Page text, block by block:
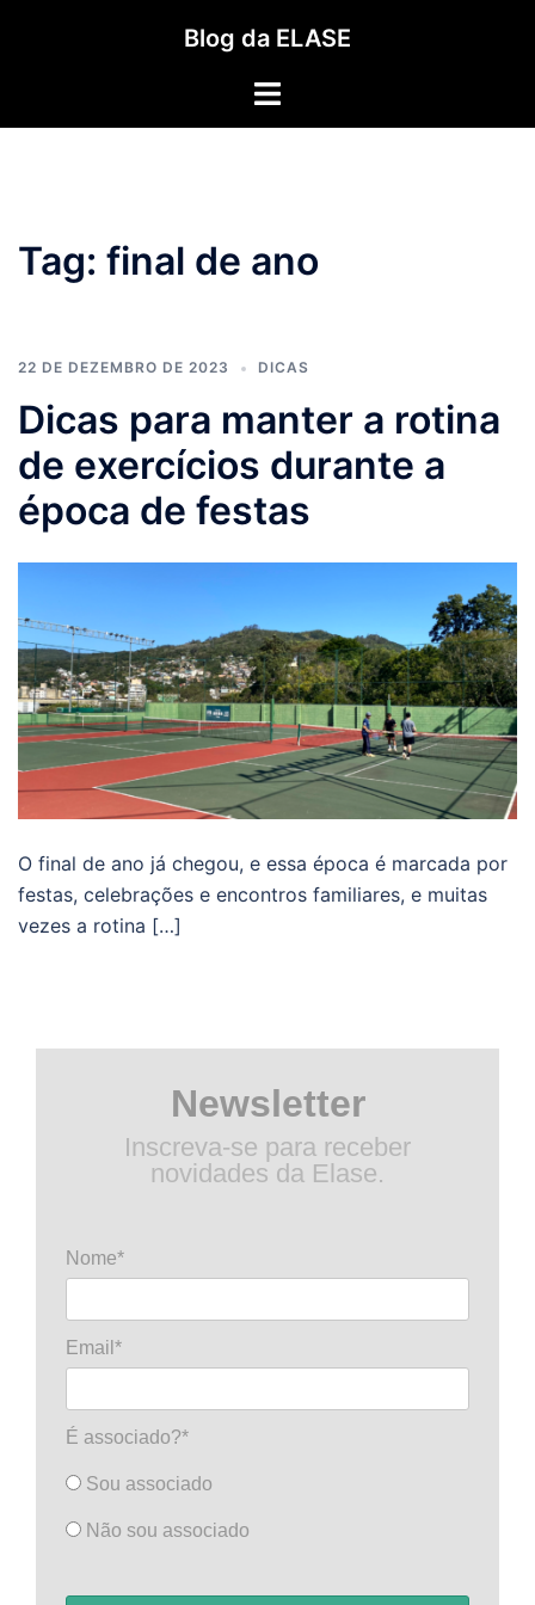
Blog da ELASE
Toggle
Tag: final de ano
22 DE DEZEMBRO DE 2023 DICAS
Dicas para manter a rotina
de exercícios durante a
época de festas
O final de ano já chegou, e essa época é marcada por
festas, celebrações e encontros familiares, e muitas
vezes a rotina […]
Newsletter
Inscreva-se para receber
novidades da Elase.
Nome*
Email*
É associado?*
Sou associado
Não sou associado